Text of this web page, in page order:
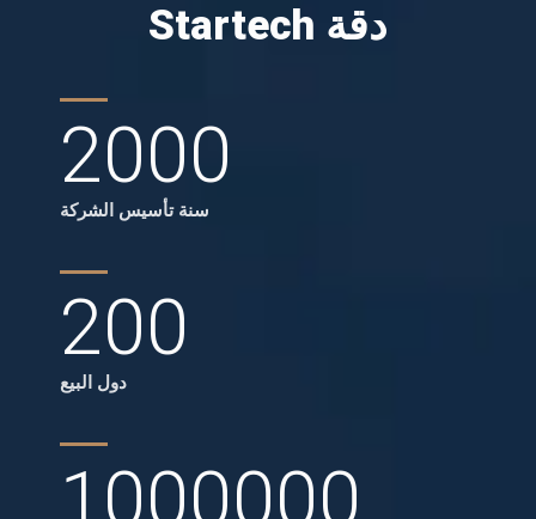
Startech دقة
2000
سنة تأسيس الشركة
200
دول البيع
1000000